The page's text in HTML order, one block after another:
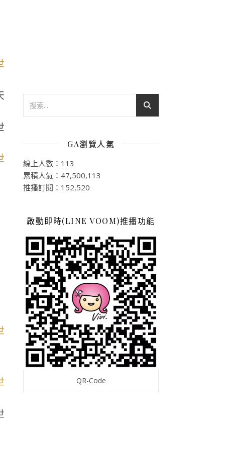
GA瀏覽人氣
線上人數：113
累積人氣：47,500,113
推播訂閱：152,520
啟動即時(LINE VOOM)推播功能
QR-Code